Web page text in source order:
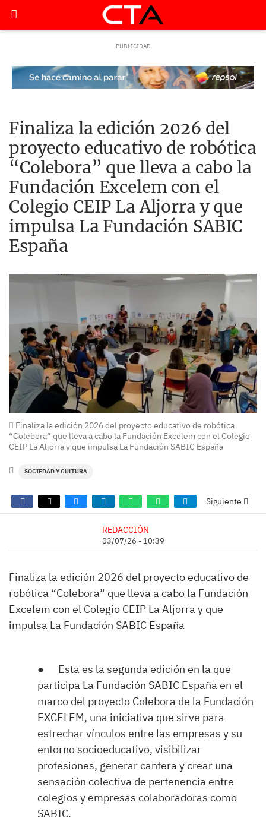
Finaliza la edición 2026 del
proyecto educativo de robótica
“Colebora” que lleva a cabo la
Fundación Excelem con el
Colegio CEIP La Aljorra y que
impulsa La Fundación SABIC
España
Finaliza la edición 2026 del proyecto educativo de robótica
“Colebora” que lleva a cabo la Fundación Excelem con el Colegio
CEIP La Aljorra y que impulsa La Fundación SABIC España
SOCIEDAD Y CULTURA
Siguiente
REDACCIÓN
03/07/26 - 10:39
Finaliza la edición 2026 del proyecto educativo de
robótica “Colebora” que lleva a cabo la Fundación
Excelem con el Colegio CEIP La Aljorra y que
impulsa La Fundación SABIC España
● Esta es la segunda edición en la que
participa La Fundación SABIC España en el
marco del proyecto Colebora de la Fundación
EXCELEM, una iniciativa que sirve para
estrechar vínculos entre las empresas y su
entorno socioeducativo, visibilizar
profesiones, generar cantera y crear una
sensación colectiva de pertenencia entre
colegios y empresas colaboradoras como
SABIC.